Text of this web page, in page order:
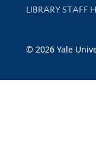
LIBRARY STAFF
© 2026 Yale